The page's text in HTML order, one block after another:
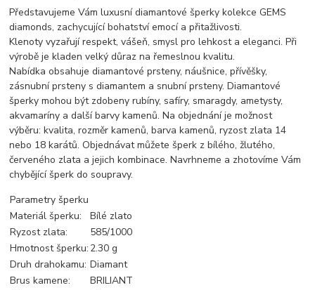
Představujeme Vám luxusní diamantové šperky kolekce GEMS
diamonds, zachycující bohatství emocí a přitažlivosti.
Klenoty vyzařují respekt, vášeň, smysl pro lehkost a eleganci. Při
výrobě je kladen velký důraz na řemeslnou kvalitu.
Nabídka obsahuje diamantové prsteny, náušnice, přívěšky,
zásnubní prsteny s diamantem a snubní prsteny. Diamantové
šperky mohou být zdobeny rubíny, safíry, smaragdy, ametysty,
akvamaríny a další barvy kamenů. Na objednání je možnost
výběru: kvalita, rozměr kamenů, barva kamenů, ryzost zlata 14
nebo 18 karátů. Objednávat můžete šperk z bílého, žlutého,
červeného zlata a jejich kombinace. Navrhneme a zhotovíme Vám
chybějící šperk do soupravy.
Parametry šperku
Materiál šperku:
Bílé zlato
Ryzost zlata:
585/1000
Hmotnost šperku: 2.30 g
Druh drahokamu: Diamant
Brus kamene:
BRILIANT